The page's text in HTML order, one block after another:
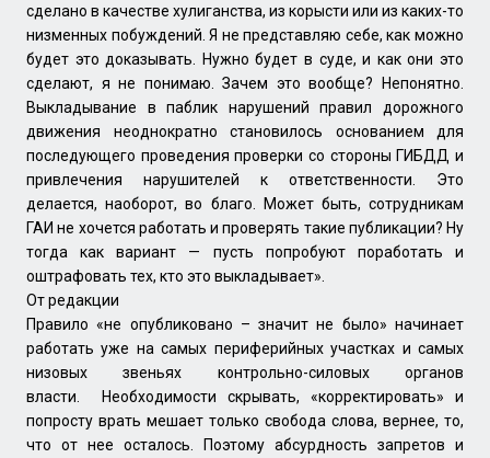
сделано в качестве хулиганства, из корысти или из каких-то
низменных побуждений. Я не представляю себе, как можно
будет это доказывать. Нужно будет в суде, и как они это
сделают, я не понимаю. Зачем это вообще? Непонятно.
Выкладывание в паблик нарушений правил дорожного
движения неоднократно становилось основанием для
последующего проведения проверки со стороны ГИБДД и
привлечения нарушителей к ответственности. Это
делается, наоборот, во благо. Может быть, сотрудникам
ГАИ не хочется работать и проверять такие публикации? Ну
тогда как вариант — пусть попробуют поработать и
оштрафовать тех, кто это выкладывает».
От редакции
Правило «не опубликовано – значит не было» начинает
работать уже на самых периферийных участках и самых
низовых звеньях контрольно-силовых органов
власти. Необходимости скрывать, «корректировать» и
попросту врать мешает только свобода слова, вернее, то,
что от нее осталось. Поэтому абсурдность запретов и